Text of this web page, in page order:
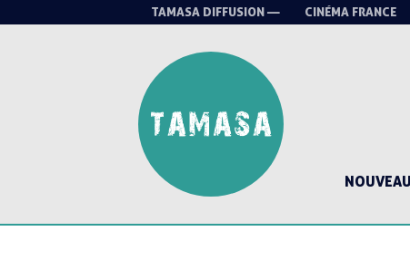
TAMASA DIFFUSION — CINÉMA FRANCE